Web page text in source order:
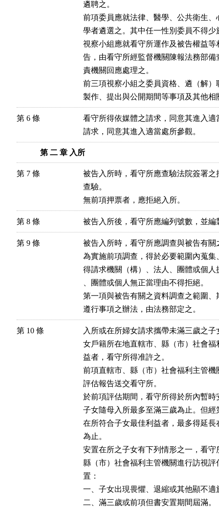
遴聘之。
前項委員應就法律、醫學、公共衛生
學者遴選之。其中任一性別委員不得少
視察小組應就看守所運作及被告權益
告，由看守所經監督機關陳報法務部
責機關回應處理之。
前三項視察小組之委員資格、遴（解
製作、提出與公開期間等事項及其他
第 6 條
看守所得依媒體之請求，同意其進入
請求，同意其進入適當處所參觀。
第 二 章 入所
第 7 條
被告入所時，看守所應查驗法院簽署
查驗。
無前項押票者，應拒絕入所。
第 8 條 被告入所後，看守所應編列號數，並
第 9 條
被告入所時，看守所應調查與被告有關
為實施前項調查，得於必要範圍內蒐
得請求機關（構）、法人、團體或個
、團體或個人無正當理由不得拒絕。
第一項與被告有關之資料調查之範圍
遵行事項之辦法，由法務部定之。
第 10 條
入所或在所婦女請求攜帶未滿三歲之
女戶籍所在地直轄市、縣（市）社會
益者，看守所得准許之。
前項直轄市、縣（市）社會福利主管
評估報告送交看守所。
於前項評估期間，看守所得於所內暫
子女隨母入所最多至滿三歲為止。但
在所符合子女最佳利益者，最多得延
為止。
安置在所之子女有下列情形之一，看
縣（市）社會福利主管機關進行訪視
置：
一、子女出現畏懼、退縮或其他顯不適
二、滿三歲或前項但書安置期間屆滿。